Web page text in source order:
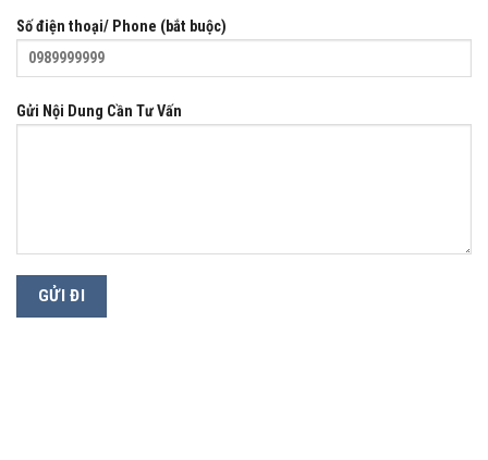
Số điện thoại/ Phone (bắt buộc)
Gửi Nội Dung Cần Tư Vấn